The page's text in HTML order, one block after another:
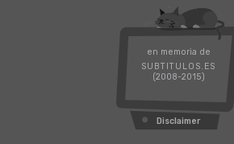
en memoria de
SUBTITULOS.ES
(2008-2015)
Disclaimer